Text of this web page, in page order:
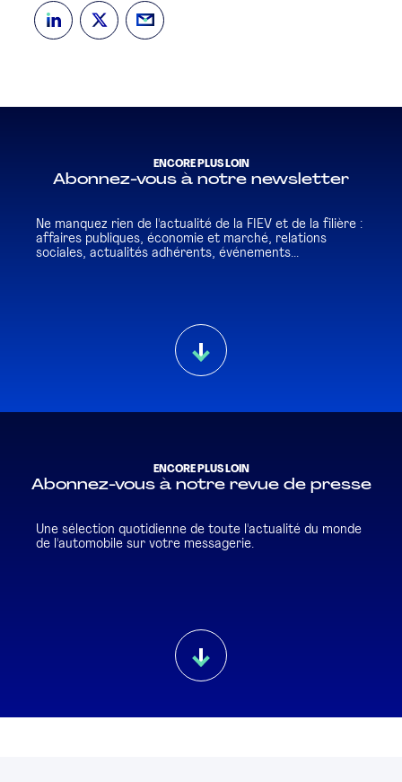
ENCORE PLUS LOIN
Abonnez-vous à notre newsletter
Ne manquez rien de l'actualité de la FIEV et de la filière :
affaires publiques, économie et marché, relations
sociales, actualités adhérents, événements...
ENCORE PLUS LOIN
Abonnez-vous à notre revue de presse
Une sélection quotidienne de toute l'actualité du monde
de l'automobile sur votre messagerie.